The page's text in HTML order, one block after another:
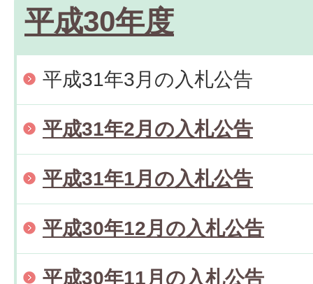
平成30年度
平成31年3月の入札公告
平成31年2月の入札公告
平成31年1月の入札公告
平成30年12月の入札公告
平成30年11月の入札公告